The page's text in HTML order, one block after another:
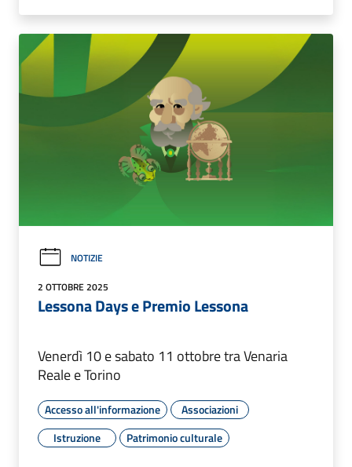
NOTIZIE
2 OTTOBRE 2025
Lessona Days e Premio Lessona
Venerdì 10 e sabato 11 ottobre tra Venaria
Reale e Torino
Accesso all'informazione
Associazioni
Istruzione
Patrimonio culturale